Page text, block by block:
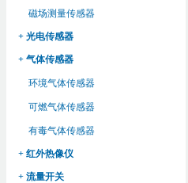
磁场测量传感器
+ 光电传感器
+ 气体传感器
环境气体传感器
可燃气体传感器
有毒气体传感器
+ 红外热像仪
+ 流量开关